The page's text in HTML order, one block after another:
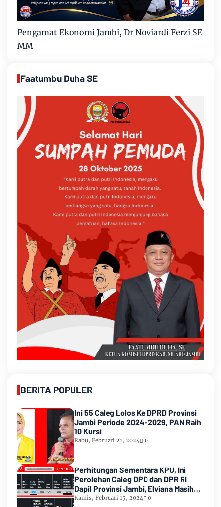
Pengamat Ekonomi Jambi, Dr Noviardi Ferzi SE
MM
Faatumbu Duha SE
BERITA POPULER
Ini 55 Caleg Lolos Ke DPRD Provinsi
Jambi Periode 2024-2029, PAN Raih
10 Kursi
Rabu, Februari 21, 2024 0
Perhitungan Sementara KPU, Ini
Perolehan Caleg DPD dan DPR RI
Dapil Provinsi Jambi, Elviana Masih
Urutan Kedua Teratas
Kamis, Februari 15, 2024 0